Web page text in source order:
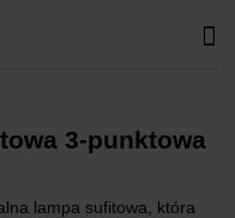
3-punktowa
lampa sufitowa, która